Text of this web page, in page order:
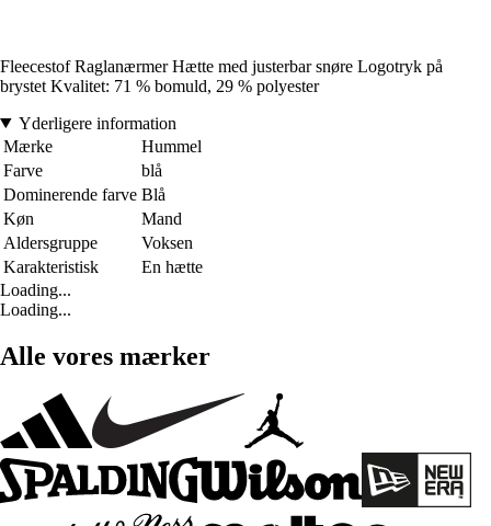
Fleecestof Raglanærmer Hætte med justerbar snøre Logotryk på
brystet Kvalitet: 71 % bomuld, 29 % polyester
Yderligere information
Mærke
Hummel
Farve
blå
Dominerende farve Blå
Køn
Mand
Aldersgruppe
Voksen
Karakteristisk
En hætte
Loading...
Loading...
Alle vores mærker